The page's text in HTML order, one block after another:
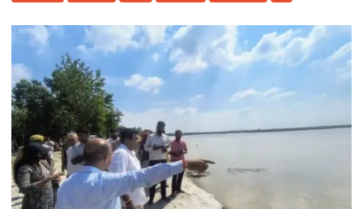
पांच
त्वरित
के
निर्देश